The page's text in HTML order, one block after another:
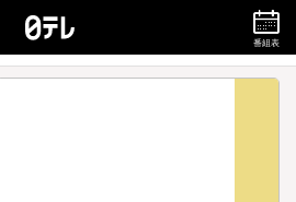
番組表